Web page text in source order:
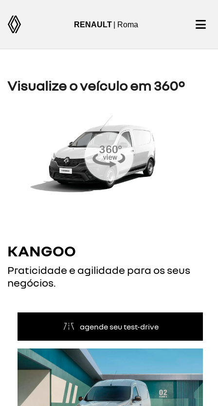
RENAULT | Roma
Visualize o veículo em 360°
KANGOO
Praticidade e agilidade para os seus
negócios.
agende seu test-drive